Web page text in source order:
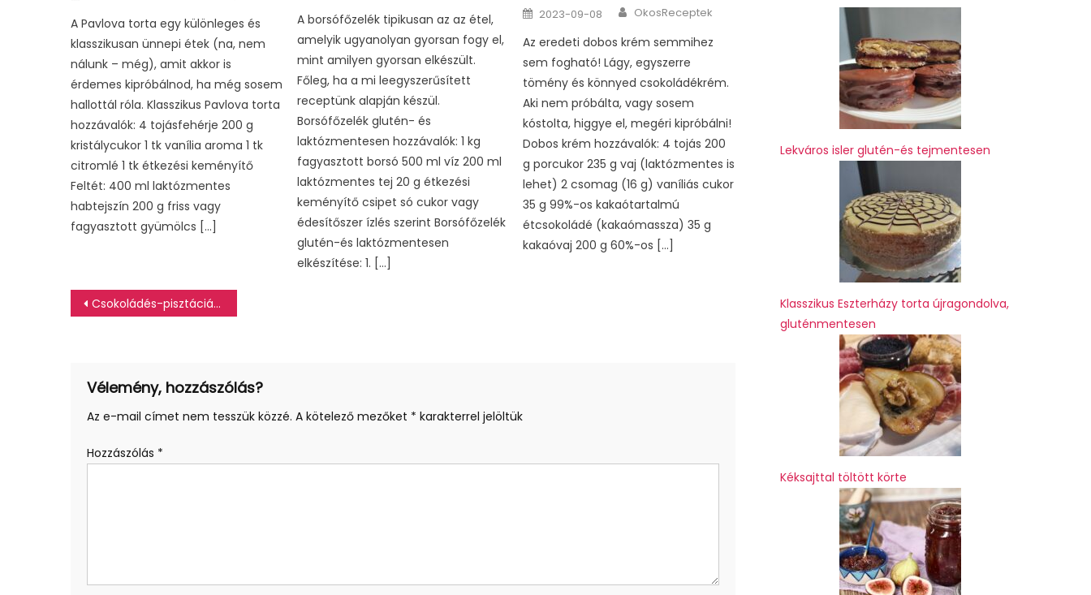
A Pavlova torta egy különleges és
klasszikusan ünnepi étek (na, nem
nálunk – még), amit akkor is
érdemes kipróbálnod, ha még sosem
hallottál róla. Klasszikus Pavlova torta
hozzávalók: 4 tojásfehérje 200 g
kristálycukor 1 tk vanília aroma 1 tk
citromlé 1 tk étkezési keményítő
Feltét: 400 ml laktózmentes
habtejszín 200 g friss vagy
fagyasztott gyümölcs […]
A borsófőzelék tipikusan az az étel,
amelyik ugyanolyan gyorsan fogy el,
mint amilyen gyorsan elkészült.
Főleg, ha a mi leegyszerűsített
receptünk alapján készül.
Borsófőzelék glutén- és
laktózmentesen hozzávalók: 1 kg
fagyasztott borsó 500 ml víz 200 ml
laktózmentes tej 20 g étkezési
keményítő csipet só cukor vagy
édesítőszer ízlés szerint Borsófőzelék
glutén-és laktózmentesen
elkészítése: 1. […]
Posted
on
2023-09-08 Author
OkosReceptek
Az eredeti dobos krém semmihez
sem fogható! Lágy, egyszerre
tömény és könnyed csokoládékrém.
Aki nem próbálta, vagy sosem
kóstolta, higgye el, megéri kipróbálni!
Dobos krém hozzávalók: 4 tojás 200
g porcukor 235 g vaj (laktózmentes is
lehet) 2 csomag (16 g) vaníliás cukor
35 g 99%-os kakaótartalmú
étcsokoládé (kakaómassza) 35 g
kakaóvaj 200 g 60%-os […]
Bejegyzés
Csokoládés-pisztáciás keksz
Vélemény, hozzászólás?
Az e-mail címet nem tesszük közzé. A kötelező mezőket * karakterrel jelöltük
Hozzászólás *
Lekváros isler glutén-és tejmentesen
Klasszikus Eszterházy torta újragondolva,
gluténmentesen
Kéksajttal töltött körte